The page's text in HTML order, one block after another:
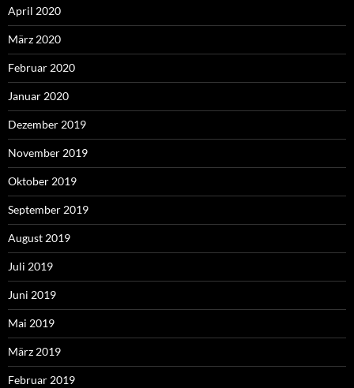
April 2020
März 2020
Februar 2020
Januar 2020
Dezember 2019
November 2019
Oktober 2019
September 2019
August 2019
Juli 2019
Juni 2019
Mai 2019
März 2019
Februar 2019